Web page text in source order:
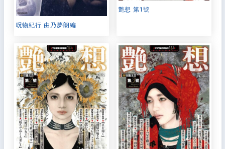
呪物紀行 由乃夢朗編
艶想 第1號